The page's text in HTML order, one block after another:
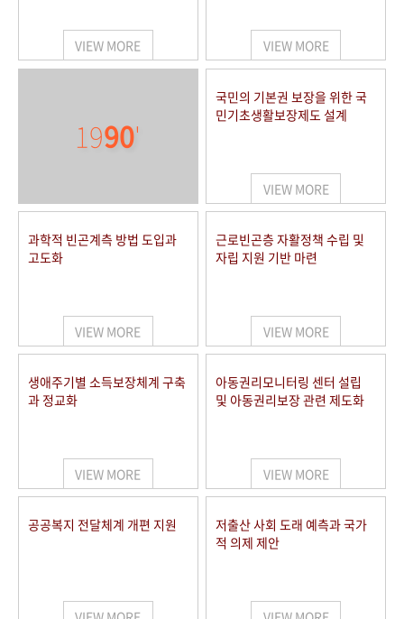
VIEW MORE VIEW MORE
1990'
국민의 기본권 보장을 위한 국
민기초생활보장제도 설계
VIEW MORE
과학적 빈곤계측 방법 도입과
고도화
VIEW MORE
근로빈곤층 자활정책 수립 및
자립 지원 기반 마련
VIEW MORE
생애주기별 소득보장체계 구축
과 정교화
VIEW MORE
아동권리모니터링 센터 설립
및 아동권리보장 관련 제도화
VIEW MORE
공공복지 전달체계 개편 지원
저출산 사회 도래 예측과 국가
적 의제 제안